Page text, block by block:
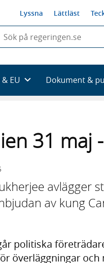
Lyssna Lättläst
du
EU Dokument &
31 maj
avlägger
av kung
politiska
överläggningar och